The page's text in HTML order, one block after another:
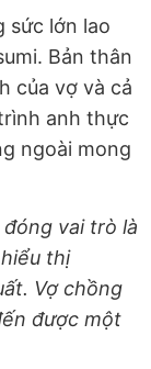
sức lớn lao
Bản thân
của vợ và cả
anh thực
ngoài mong
vai trò là
thị
Vợ chồng
được một